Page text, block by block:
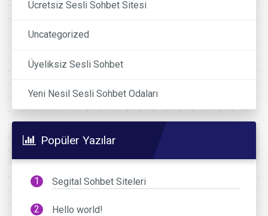
Ücretsiz Sesli Sohbet Sitesi
Uncategorized
Üyeliksiz Sesli Sohbet
Yeni Nesil Sesli Sohbet Odaları
Popüler Yazılar
Segital Sohbet Siteleri
Hello world!